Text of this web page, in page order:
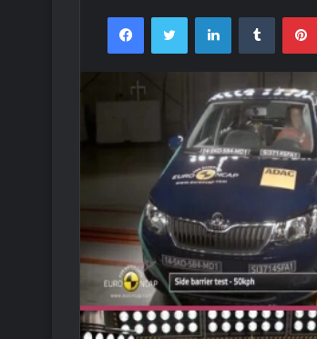
FacebookTwitter LinkedInTumblr